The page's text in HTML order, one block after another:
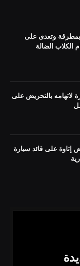
وتعدى على
الضالة
لاتهامه بالتحريض على
على قائد سيارة